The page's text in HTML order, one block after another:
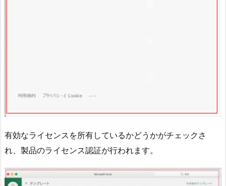
有効なライセンスを所有しているかどうかがチェックさ
れ、製品のライセンス認証が行われます。